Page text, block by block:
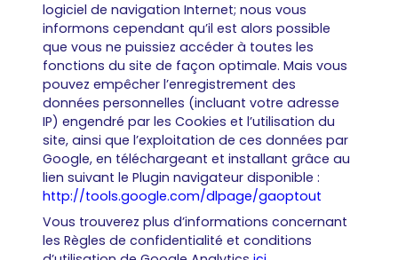
logiciel de navigation Internet; nous vous
informons cependant qu’il est alors possible
que vous ne puissiez accéder à toutes les
fonctions du site de façon optimale. Mais vous
pouvez empêcher l’enregistrement des
données personnelles (incluant votre adresse
IP) engendré par les Cookies et l’utilisation du
site, ainsi que l’exploitation de ces données par
Google, en téléchargeant et installant grâce au
lien suivant le Plugin navigateur disponible :
http://tools.google.com/dlpage/gaoptout
Vous trouverez plus d’informations concernant
les Règles de confidentialité et conditions